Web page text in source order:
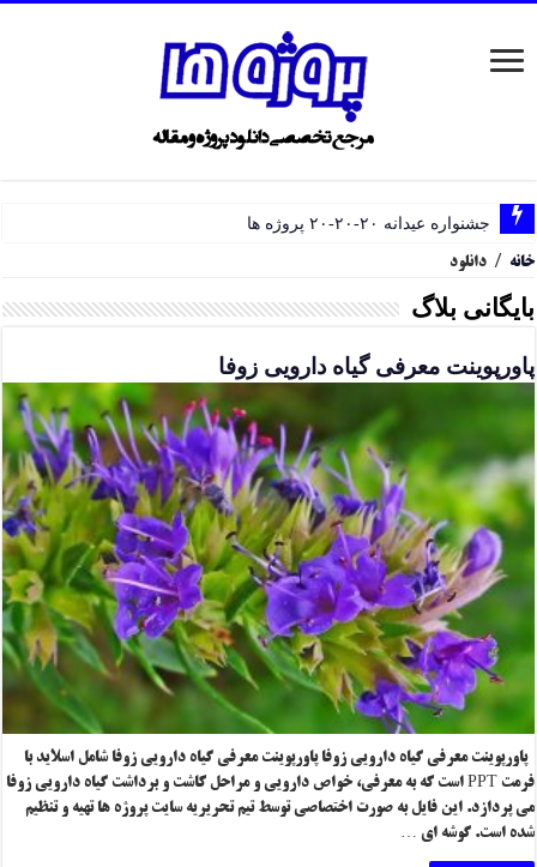
جشنواره عیدانه ۲۰-۲۰-۲۰ پروژه ها
خانه / دانلود
بایگانی بلاگ
پاورپوینت معرفی گیاه دارویی زوفا
پاورپوینت معرفی گیاه دارویی زوفا پاورپوینت معرفی گیاه دارویی زوفا شامل اسلاید با
فرمت PPT است که به معرفی، خواص دارویی و مراحل کاشت و برداشت گیاه دارویی زوفا
می پردازد. این فایل به صورت اختصاصی توسط تیم تحریریه سایت پروژه ها تهیه و تنظیم
شده است. گوشه ای …